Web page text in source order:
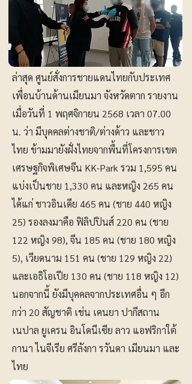
ล่าสุด ศูนย์สั่งการชายแดนไทยกับประเทศ
เพื่อนบ้านด้านเมียนมา จังหวัดตาก รายงาน
เมื่อวันที่ 1 พฤศจิกายน 2568 เวลา 07.00
น. ว่า มีบุคคลต่างชาติ/ต่างด้าว และชาว
ไทย ข้ามมายังฝั่งไทยจากพื้นที่โครงการเขต
เศรษฐกิจพิเศษจีน KK-Park รวม 1,595 คน
แบ่งเป็นชาย 1,330 คน และหญิง 265 คน
ได้แก่ ชาวอินเดีย 465 คน (ชาย 440 หญิง
25) รองลงมาคือ ฟิลิปปินส์ 220 คน (ชาย
122 หญิง 98), จีน 185 คน (ชาย 180 หญิง
5), เวียดนาม 151 คน (ชาย 129 หญิง 22)
และเอธิโอเปีย 130 คน (ชาย 118 หญิง 12)
นอกจากนี้ ยังมีบุคคลจากประเทศอื่น ๆ อีก
กว่า 20 สัญชาติ เช่น เคนยา ปากีสถาน
เนปาล ยูเครน อินโดนีเซีย ลาว แอฟริกาใต้
กานา ไนจีเรีย ศรีลังกา รวันดา เมียนมา และ
ไทย